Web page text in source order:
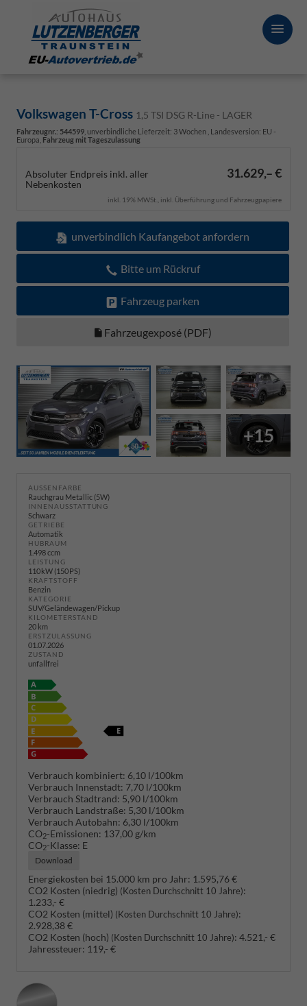
Volkswagen T-Cross 1,5 TSI DSG R-Line - LAGER
Fahrzeugnr.: 544599 , unverbindliche Lieferzeit: 3 Wochen , Landesversion: EU -
Europa, Fahrzeug mit Tageszulassung
Absoluter Endpreis inkl. aller
Nebenkosten
31.629,– €
inkl. 19% MWSt., inkl. Überführung und Fahrzeugpapiere
unverbindlich Kaufangebot anfordern
Bitte um Rückruf
Fahrzeug parken
Fahrzeugexposé (PDF)
+15
AUSSENFARBE
Rauchgrau Metallic (5W)
INNENAUSSTATTUNG
Schwarz
GETRIEBE
Automatik
HUBRAUM
1.498 ccm
LEISTUNG
110 kW (150 PS)
KRAFTSTOFF
Benzin
KATEGORIE
SUV/Geländewagen/Pickup
KILOMETERSTAND
20 km
ERSTZULASSUNG
01.07.2026
ZUSTAND
unfallfrei
Verbrauch kombiniert: 6,10 l/100km
Verbrauch Innenstadt: 7,70 l/100km
Verbrauch Stadtrand: 5,90 l/100km
Verbrauch Landstraße: 5,30 l/100km
Verbrauch Autobahn: 6,30 l/100km
CO2-Emissionen: 137,00 g/km
CO2-Klasse: E
Download
Energiekosten bei 15.000 km pro Jahr: 1.595,76 €
CO2 Kosten (niedrig) (Kosten Durchschnitt 10 Jahre):
1.233,- €
CO2 Kosten (mittel) (Kosten Durchschnitt 10 Jahre):
2.928,38 €
CO2 Kosten (hoch) (Kosten Durchschnitt 10 Jahre): 4.521,- €
Jahressteuer: 119,- €